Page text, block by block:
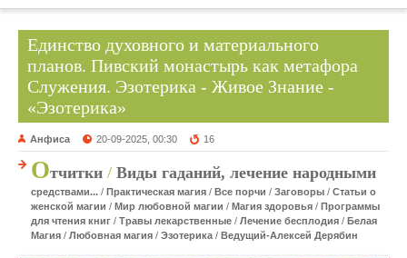
Единство духовного и материального
планов. Пивский монастырь как метафора
Служения. Эзотерика - Живое Знание -
«Эзотерика»
Анфиса 20-09-2025, 00:30 16
Отчитки / Виды гаданий, лечение народными
средствами... / Практическая магия / Все порчи / Заговоры / Статьи о
женской магии / Мир любовной магии / Магия здоровья / Программы
для чтения книг / Травы лекарственные / Лечение бесплодия / Белая
Магия / Любовная магия / Эзотерика / Ведущий-Алексей Дерябин